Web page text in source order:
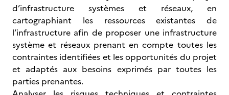
d’infrastructure systèmes et réseaux, en
cartographiant les ressources existantes de
l’infrastructure afin de proposer une infrastructure
système et réseaux prenant en compte toutes les
contraintes identifiées et les opportunités du projet
et adaptés aux besoins exprimés par toutes les
parties prenantes.